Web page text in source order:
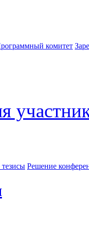
комитет
Решение